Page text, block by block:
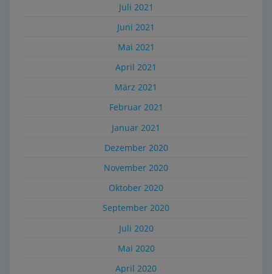
Juli 2021
Juni 2021
Mai 2021
April 2021
März 2021
Februar 2021
Januar 2021
Dezember 2020
November 2020
Oktober 2020
September 2020
Juli 2020
Mai 2020
April 2020